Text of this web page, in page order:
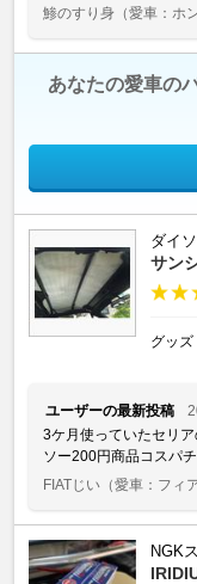
鯵のすり身 （愛車：ホ
あなたの愛車の
ダイ
サン
グッ
ユーザーの最新投稿
3ケ月使っていたセリ
ソー200円商品コスパ
FIATじい （愛車：フィ
NGK